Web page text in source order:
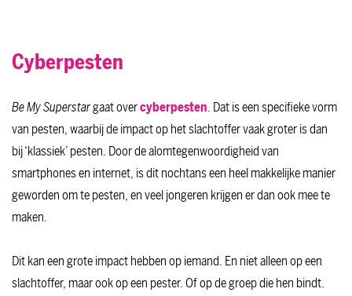
Cyberpesten
Be My Superstargaat overcyberpesten. Dat is een specifieke vorm
van pesten, waarbij de impact op het slachtoffer vaak groter is dan
bij ‘klassiek’ pesten. Door de alomtegenwoordigheid van
smartphones en internet, is dit nochtans een heel makkelijke manier
geworden om te pesten, en veel jongeren krijgen er dan ook mee te
maken.
Dit kan een grote impact hebben op iemand. En niet alleen op een
slachtoffer, maar ook op een pester. Of op de groep die hen bindt.